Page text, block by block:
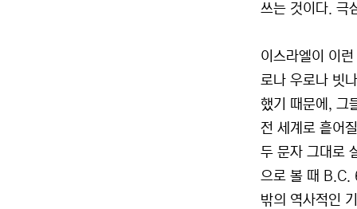
쓰는 것이다. 극
이스라엘이 이
로나 우로나 빗
했기 때문에, 그
전 세계로 흩어
두 문자 그대로
으로 볼 때 B.C.
밖의 역사적인